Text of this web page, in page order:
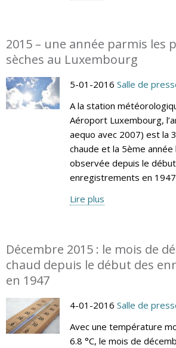
2015 – une année parmis les
sèches au Luxembourg
5-01-2016 Salle de
A la station
Aéroport Luxembourg,
aequo avec 2007) est la
chaude et la 5ème année
observée depuis le
enregistrements en
Lire plus
Décembre 2015 : le mois de
chaud depuis le début des
en 1947
4-01-2016 Salle de
Avec une température
6.8 °C, le mois de